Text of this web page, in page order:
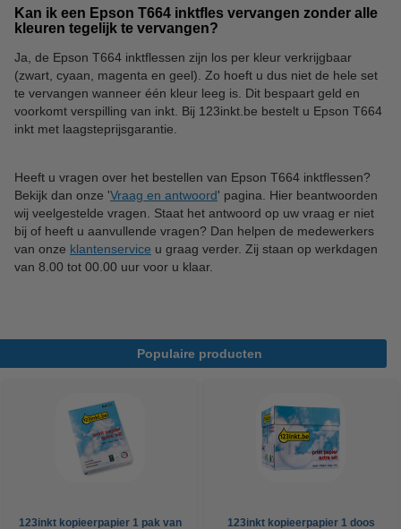
Kan ik een Epson T664 inktfles vervangen zonder alle
kleuren tegelijk te vervangen?
Ja, de Epson T664 inktflessen zijn los per kleur verkrijgbaar
(zwart, cyaan, magenta en geel). Zo hoeft u dus niet de hele set
te vervangen wanneer één kleur leeg is. Dit bespaart geld en
voorkomt verspilling van inkt. Bij 123inkt.be bestelt u Epson T664
inkt met laagsteprijsgarantie.
Heeft u vragen over het bestellen van Epson T664 inktflessen?
Bekijk dan onze 'Vraag en antwoord' pagina. Hier beantwoorden
wij veelgestelde vragen. Staat het antwoord op uw vraag er niet
bij of heeft u aanvullende vragen? Dan helpen de medewerkers
van onze klantenservice u graag verder. Zij staan op werkdagen
van 8.00 tot 00.00 uur voor u klaar.
Populaire producten
123inkt kopieerpapier 1 pak van
123inkt kopieerpapier 1 doos